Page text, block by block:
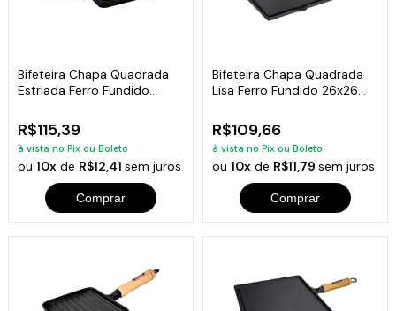
Bifeteira Chapa Quadrada
Estriada Ferro Fundido
R$115,39
à vista no Pix ou Boleto
ou10x de R$12,41sem juros
Comprar
Bifeteira Chapa Quadrada
Lisa Ferro Fundido 26x26
R$109,66
à vista no Pix ou Boleto
ou 10xde R$11,79 sem juros
Comprar